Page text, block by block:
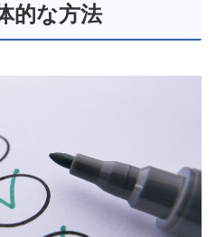
的な方法